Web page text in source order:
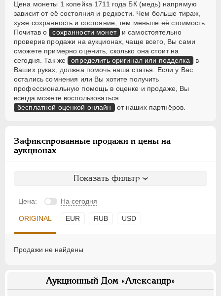
Цена монеты 1 копейка 1711 года БК (медь) напрямую
зависит от её состояния и редкости. Чем больше тираж,
хуже сохранность и состояние, тем меньше её стоимость.
Почитав о сохранности монет и самостоятельно
проверив продажи на аукционах, чаще всего, Вы сами
сможете примерно оценить, сколько она стоит на
сегодня. Так же определить оригинал или подделка в
Ваших руках, должна помочь наша статья. Если у Вас
остались сомнения или Вы хотите получить
профессиональную помощь в оценке и продаже, Вы
всегда можете воспользоваться
бесплатной оценкой онлайн от наших партнёров.
Зафиксированные продажи и цены на
аукционах
Показать фильтр
Цена: На сегодня
ORIGINAL EUR RUB USD
Продажи не найдены
Аукционный Дом «Александр»